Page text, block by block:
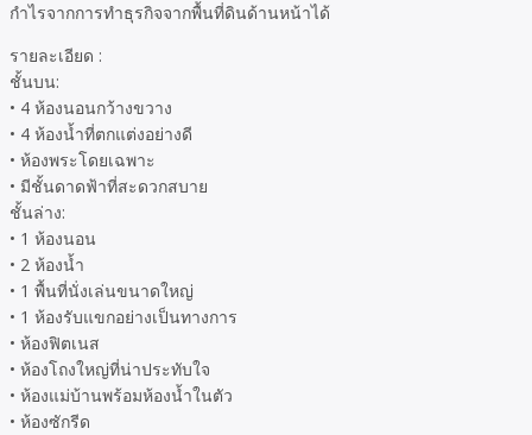
กำไรจากการทำธุรกิจจากพื้นที่ดินด้านหน้าได้
รายละเอียด :
ชั้นบน:
• 4 ห้องนอนกว้างขวาง
• 4 ห้องน้ำที่ตกแต่งอย่างดี
• ห้องพระโดยเฉพาะ
• มีชั้นดาดฟ้าที่สะดวกสบาย
ชั้นล่าง:
• 1 ห้องนอน
• 2 ห้องน้ำ
• 1 พื้นที่นั่งเล่นขนาดใหญ่
• 1 ห้องรับแขกอย่างเป็นทางการ
• ห้องฟิตเนส
• ห้องโถงใหญ่ที่น่าประทับใจ
• ห้องแม่บ้านพร้อมห้องน้ำในตัว
• ห้องซักรีด